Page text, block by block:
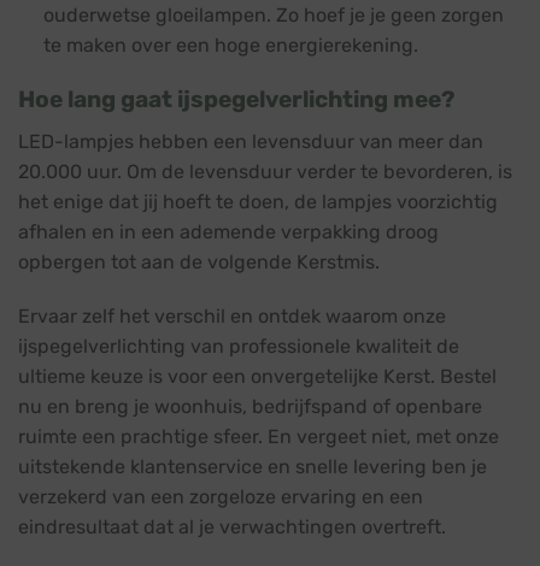
ouderwetse gloeilampen. Zo hoef je je geen zorgen
te maken over een hoge energierekening.
Hoe lang gaat ijspegelverlichting mee?
LED-lampjes hebben een levensduur van meer dan
20.000 uur. Om de levensduur verder te bevorderen, is
het enige dat jij hoeft te doen, de lampjes voorzichtig
afhalen en in een ademende verpakking droog
opbergen tot aan de volgende Kerstmis.
Ervaar zelf het verschil en ontdek waarom onze
ijspegelverlichting van professionele kwaliteit de
ultieme keuze is voor een onvergetelijke Kerst. Bestel
nu en breng je woonhuis, bedrijfspand of openbare
ruimte een prachtige sfeer. En vergeet niet, met onze
uitstekende klantenservice en snelle levering ben je
verzekerd van een zorgeloze ervaring en een
eindresultaat dat al je verwachtingen overtreft.